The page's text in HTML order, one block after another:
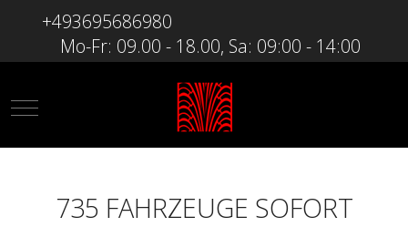
+493695686980
Mo-Fr: 09.00 - 18.00, Sa: 09:00 - 14:00
Mobile Menu Toggle
735 FAHRZEUGE SOFORT